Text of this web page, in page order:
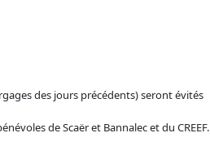
des jours précédents) seront évités
de Scaër et Bannalec et du CREEF.